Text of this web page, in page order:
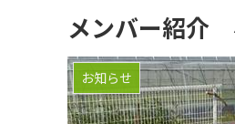
メンバー紹介
お知らせ